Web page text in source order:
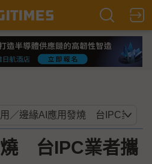
台IPC業者攜